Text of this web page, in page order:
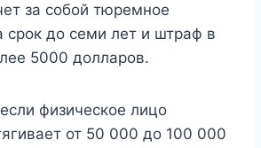
за собой тюремное
срок до семи лет и штраф в
5000 долларов.
физическое лицо
от 50 000 до 100 000